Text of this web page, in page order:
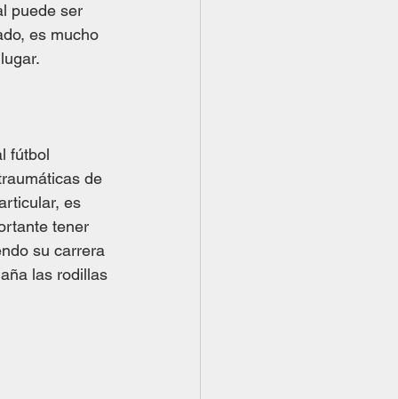
puede ser
es mucho
fútbol
de
es
tener
su carrera
las rodillas